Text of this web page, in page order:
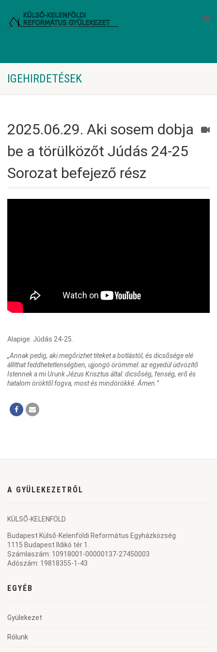
IGEHIRDETÉSEK
2025.06.29. Aki sosem dobja
be a törülközőt Júdás 24-25
Sorozat befejező rész
Alapige: Júdás 24-25.
„Annak pedig, aki megőrizhet titeket a botlástól, és dicsősége elé
állíthat feddhetetlenségben, ujjongó örömmel: az egyedül üdvözítő
Istennek a mi Urunk Jézus Krisztus által: dicsőség, fenség, erő és
hatalom öröktől fogva, most és mindörökké. Ámen.”
A GYÜLEKEZETRŐL
KÜLSŐ-KELENFÖLD
Budapest Külső-Kelenföldi Református Egyházközség
1115 Budapest Ildikó tér 1.
Számlaszám: 10918001-00000137-27450003
Adószám: 19818355-1-43
EGYÉB
Gyülekezet
Rólunk